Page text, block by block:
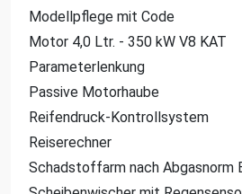
Modellpflege mit Code
Motor 4,0 Ltr. - 350 kW V8 KAT
Parameterlenkung
Passive Motorhaube
Reifendruck-Kontrollsystem
Reiserechner
Schadstoffarm nach Abgasnorm